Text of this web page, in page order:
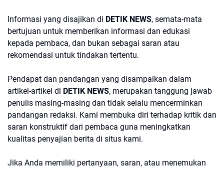
Informasi yang disajikan di DETIK NEWS, semata-mata
bertujuan untuk memberikan informasi dan edukasi
kepada pembaca, dan bukan sebagai saran atau
rekomendasi untuk tindakan tertentu.
Pendapat dan pandangan yang disampaikan dalam
artikel-artikel di DETIK NEWS, merupakan tanggung jawab
penulis masing-masing dan tidak selalu mencerminkan
pandangan redaksi. Kami membuka diri terhadap kritik dan
saran konstruktif dari pembaca guna meningkatkan
kualitas penyajian berita di situs kami.
Jika Anda memiliki pertanyaan, saran, atau menemukan